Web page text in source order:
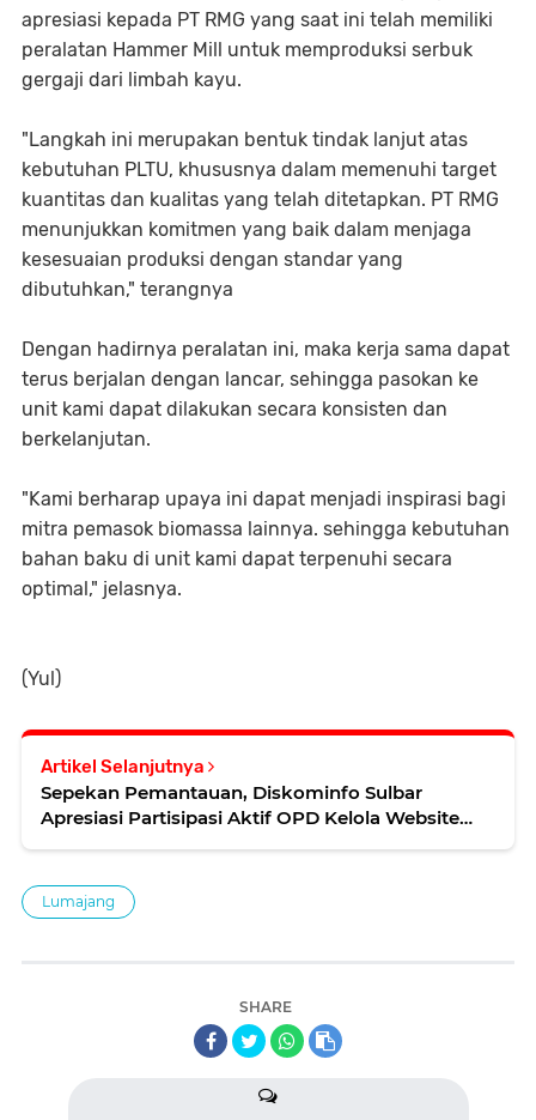
apresiasi kepada PT RMG yang saat ini telah memiliki
peralatan Hammer Mill untuk memproduksi serbuk
gergaji dari limbah kayu.
"Langkah ini merupakan bentuk tindak lanjut atas
kebutuhan PLTU, khususnya dalam memenuhi target
kuantitas dan kualitas yang telah ditetapkan. PT RMG
menunjukkan komitmen yang baik dalam menjaga
kesesuaian produksi dengan standar yang
dibutuhkan," terangnya
Dengan hadirnya peralatan ini, maka kerja sama dapat
terus berjalan dengan lancar, sehingga pasokan ke
unit kami dapat dilakukan secara konsisten dan
berkelanjutan.
"Kami berharap upaya ini dapat menjadi inspirasi bagi
mitra pemasok biomassa lainnya. sehingga kebutuhan
bahan baku di unit kami dapat terpenuhi secara
optimal," jelasnya.
(Yul)
Artikel Selanjutnya
Sepekan Pemantauan, Diskominfo Sulbar
Apresiasi Partisipasi Aktif OPD Kelola Website
Lumajang
SHARE